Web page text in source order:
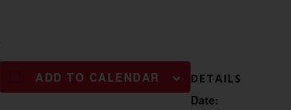
ADD TO CALENDAR DETAILS
Date: